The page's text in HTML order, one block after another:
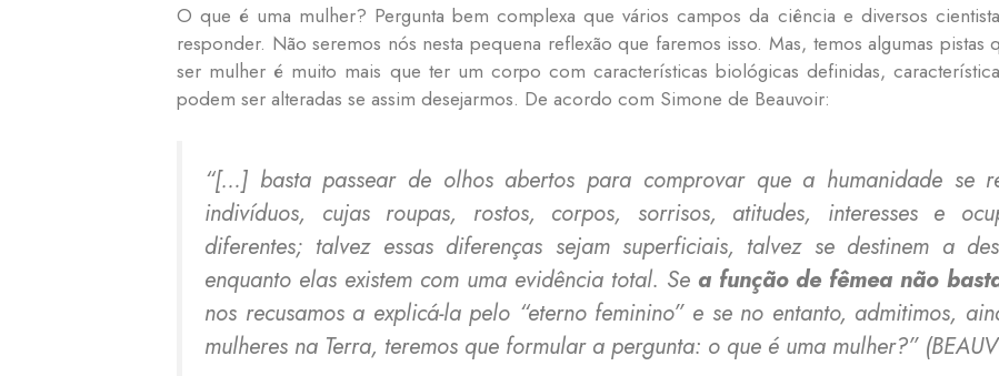
O que é uma mulher? Pergunta bem complexa que vários campos da ciência e diversos
responder. Não seremos nós nesta pequena reflexão que faremos isso. Mas, temos algumas
ser mulher é muito mais que ter um corpo com características biológicas definidas,
podem ser alteradas se assim desejarmos. De acordo com Simone de Beauvoir:
“[…] basta passear de olhos abertos para comprovar que a humanidade se
indivíduos, cujas roupas, rostos, corpos, sorrisos, atitudes, interesses e
diferentes; talvez essas diferenças sejam superficiais, talvez se destinem a
enquanto elas existem com uma evidência total. Se a função de fêmea não
nos recusamos a explicá-la pelo “eterno feminino” e se no entanto, admitimos,
mulheres na Terra, teremos que formular a pergunta: o que é uma mulher?”